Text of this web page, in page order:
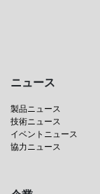
ニュース
製品ニュース
技術ニュース
イベントニュース
協力ニュース